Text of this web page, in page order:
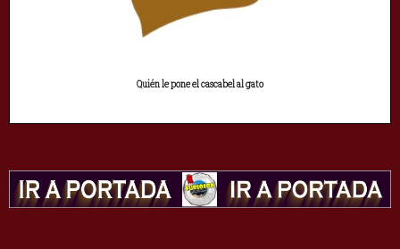
Quién le pone el cascabel al gato